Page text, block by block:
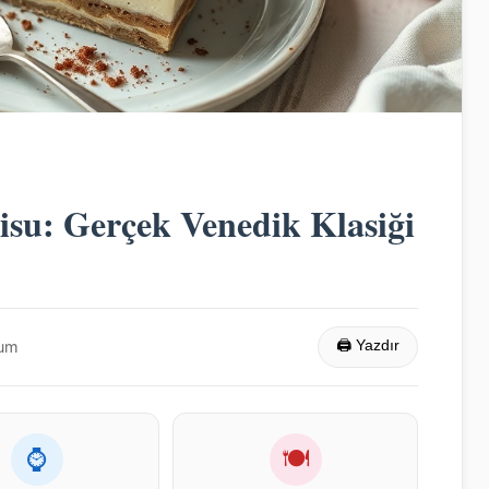
Gerçek Venedik Klasiği
🖨 Yazdır
⌚ 🍽